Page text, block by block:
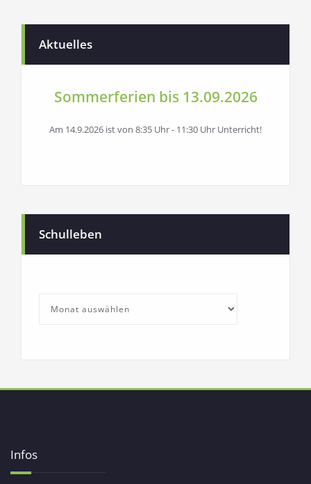
Aktuelles
Sommerferien bis 13.09.2026
Am 14.9.2026 ist von 8:35 Uhr - 11:30 Uhr Unterricht!
Schulleben
Infos